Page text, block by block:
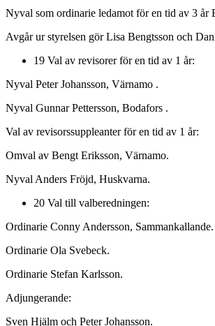
Nyval som ordinarie ledamot för en tid av 3 år
Avgår ur styrelsen gör Lisa Bengtsson och
19 Val av revisorer för en tid av 1 år:
Nyval Peter Johansson, Värnamo .
Nyval Gunnar Pettersson, Bodafors .
Val av revisorssuppleanter för en tid av 1 år:
Omval av Bengt Eriksson, Värnamo.
Nyval Anders Fröjd, Huskvarna.
20 Val till valberedningen:
Ordinarie Conny Andersson, Sammankallande.
Ordinarie Ola Svebeck.
Ordinarie Stefan Karlsson.
Adjungerande:
Sven Hjälm och Peter Johansson.